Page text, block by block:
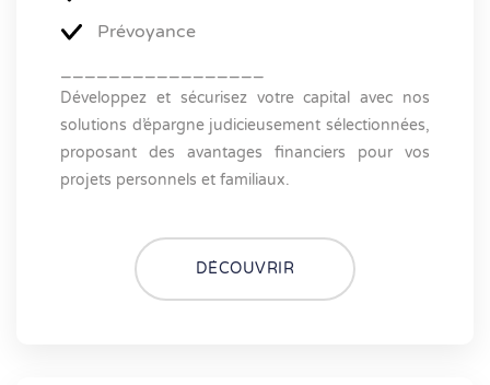
Prévoyance
Développez et sécurisez votre capital avec nos
solutions d’épargne judicieusement sélectionnées,
proposant des avantages financiers pour vos
projets personnels et familiaux.
DÉCOUVRIR